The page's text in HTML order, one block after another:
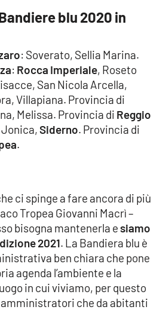
Grippo
blu 2020 in
: Soverato, Sellia Marina.
: Rocca Imperiale, Roseto
San Nicola Arcella,
Villapiana. Provincia di
Melissa. Provincia di Reggio
Jonica,Siderno. Provincia di
.
ci spinge a fare ancora di più
Tropea Giovanni Macrì –
bisogna mantenerla esiamo
2021. La Bandiera blu è
ben chiara che pone
agenda l’ambiente e la
in cui viviamo, per questo
che da abitanti